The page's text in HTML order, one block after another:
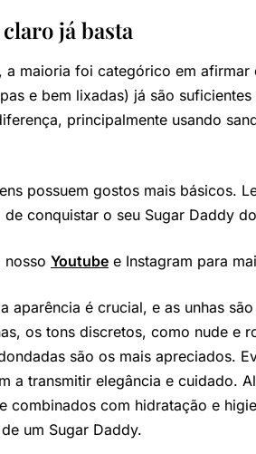
já basta
a maioria foi categórico em
e bem lixadas) já são
principalmente usando
possuem gostos mais básicos.
conquistar o seu Sugar Daddy
nosso Youtube e Instagram para
aparência é crucial, e as unhas
os tons discretos, como nude e
são os mais apreciados.
a transmitir elegância e cuidado.
combinados com hidratação e
um Sugar Daddy.